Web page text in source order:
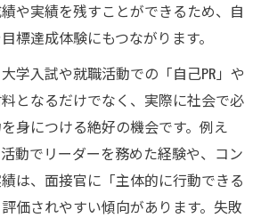
や実績を残すことができるため、自
標達成体験にもつながります。
学入試や就職活動での「自己PR」や
料となるだけでなく、実際に社会で必
身につける絶好の機会です。例え
動でリーダーを務めた経験や、コン
は、面接官に「主体的に行動できる
価されやすい傾向があります。失敗